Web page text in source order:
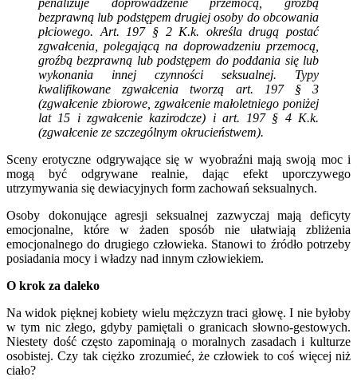
bezprawną lub podstępem drugiej osoby do obcowania
płciowego. Art. 197 § 2 K.k. określa drugą postać
zgwałcenia, polegającą na doprowadzeniu przemocą,
groźbą bezprawną lub podstępem do poddania się lub
wykonania innej czynności seksualnej. Typy
kwalifikowane zgwałcenia tworzą art. 197 § 3
(zgwałcenie zbiorowe, zgwałcenie małoletniego poniżej
lat 15 i zgwałcenie kazirodcze) i art. 197 § 4 K.k.
(zgwałcenie ze szczególnym okrucieństwem).
Sceny erotyczne odgrywające się w wyobraźni mają swoją moc i
mogą być odgrywane realnie, dając efekt uporczywego
utrzymywania się dewiacyjnych form zachowań seksualnych.
Osoby dokonujące agresji seksualnej zazwyczaj mają deficyty
emocjonalne, które w żaden sposób nie ułatwiają zbliżenia
emocjonalnego do drugiego człowieka. Stanowi to źródło potrzeby
posiadania mocy i władzy nad innym człowiekiem.
O krok za daleko
Na widok pięknej kobiety wielu mężczyzn traci głowę. I nie byłoby
w tym nic złego, gdyby pamiętali o granicach słowno-gestowych.
Niestety dość często zapominają o moralnych zasadach i kulturze
osobistej. Czy tak ciężko zrozumieć, że człowiek to coś więcej niż
ciało?